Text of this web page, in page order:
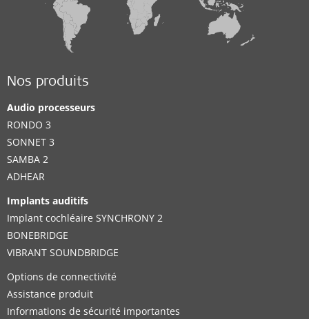
Nos produits
Audio processeurs
RONDO 3
SONNET 3
SAMBA 2
ADHEAR
Implants auditifs
Implant cochléaire SYNCHRONY 2
BONEBRIDGE
VIBRANT SOUNDBRIDGE
Options de connectivité
Assistance produit
Informations de sécurité importantes